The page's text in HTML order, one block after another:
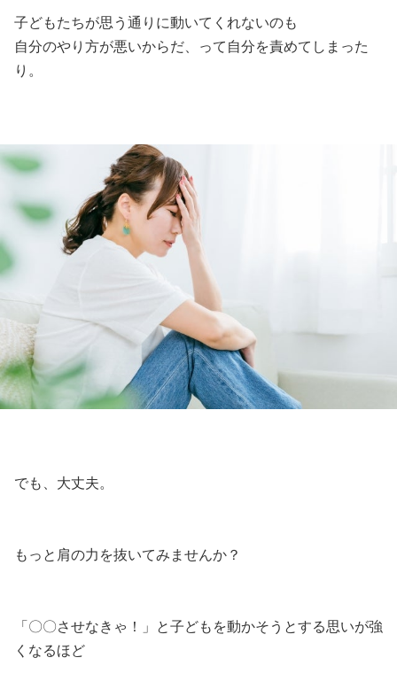
子どもたちが思う通りに動いてくれないのも
自分のやり方が悪いからだ、って自分を責めてしまった
り。
でも、大丈夫。
もっと肩の力を抜いてみませんか？
「〇〇させなきゃ！」と子どもを動かそうとする思いが強
くなるほど